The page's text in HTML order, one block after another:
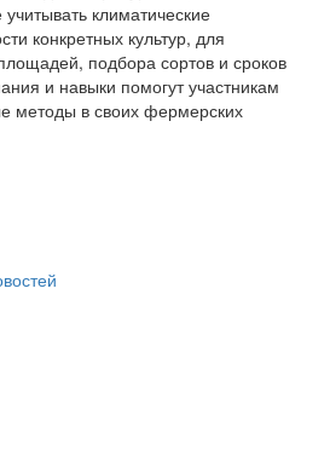
климатические
конкретных культур, для
подбора сортов и сроков
и навыки помогут участникам
методы в своих фермерских